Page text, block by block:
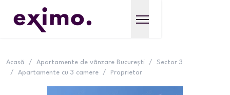
Acasă / Apartamente de vânzare București /
Sector 3
/
Apartamente cu 3 camere / Proprietar